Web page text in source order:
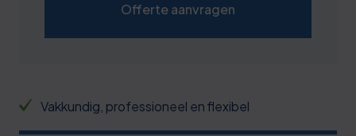
Offerte aanvragen
Vakkundig, professioneel en flexibel